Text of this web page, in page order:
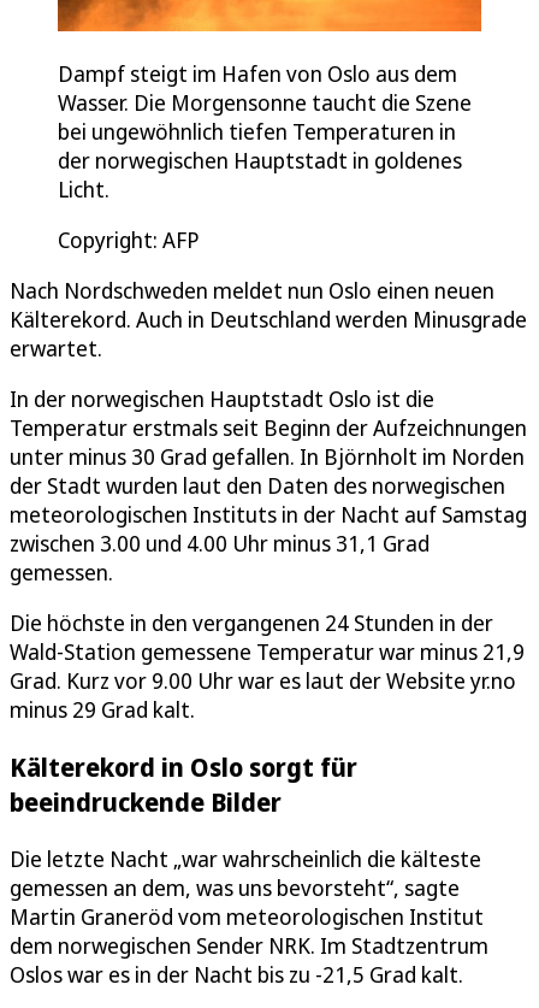
Dampf steigt im Hafen von Oslo aus dem
Wasser. Die Morgensonne taucht die Szene
bei ungewöhnlich tiefen Temperaturen in
der norwegischen Hauptstadt in goldenes
Licht.
Copyright: AFP
Nach Nordschweden meldet nun Oslo einen neuen
Kälterekord. Auch in Deutschland werden Minusgrade
erwartet.
In der norwegischen Hauptstadt Oslo ist die
Temperatur erstmals seit Beginn der Aufzeichnungen
unter minus 30 Grad gefallen. In Björnholt im Norden
der Stadt wurden laut den Daten des norwegischen
meteorologischen Instituts in der Nacht auf Samstag
zwischen 3.00 und 4.00 Uhr minus 31,1 Grad
gemessen.
Die höchste in den vergangenen 24 Stunden in der
Wald-Station gemessene Temperatur war minus 21,9
Grad. Kurz vor 9.00 Uhr war es laut der Website yr.no
minus 29 Grad kalt.
Kälterekord in Oslo sorgt für
beeindruckende Bilder
Die letzte Nacht „war wahrscheinlich die kälteste
gemessen an dem, was uns bevorsteht“, sagte
Martin Graneröd vom meteorologischen Institut
dem norwegischen Sender NRK. Im Stadtzentrum
Oslos war es in der Nacht bis zu -21,5 Grad kalt.